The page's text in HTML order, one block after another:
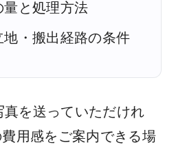
量と処理方法
地・搬出経路の条件
真を送っていただけれ
用感をご案内できる場